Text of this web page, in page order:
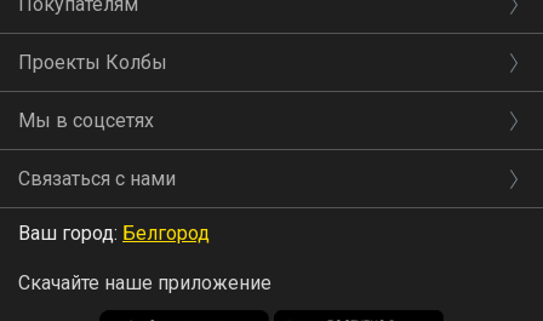
Покупателям
Проекты Колбы
Мы в соцсетях
Связаться с нами
Ваш город: Белгород
Скачайте наше приложение